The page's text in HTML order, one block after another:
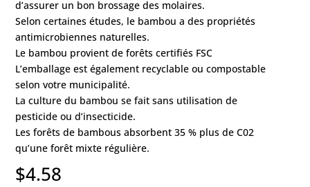
d’assurer un bon brossage des molaires.
Selon certaines études, le bambou a des propriétés
antimicrobiennes naturelles.
Le bambou provient de forêts certifiés FSC
L’emballage est également recyclable ou compostable
selon votre municipalité.
La culture du bambou se fait sans utilisation de
pesticide ou d’insecticide.
Les forêts de bambous absorbent 35 % plus de C02
qu’une forêt mixte régulière.
$4.58